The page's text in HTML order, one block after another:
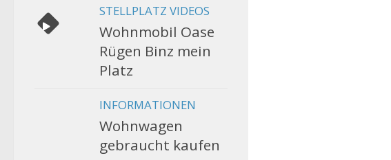
STELLPLATZ VIDEOS
Wohnmobil Oase
Rügen Binz mein
Platz
INFORMATIONEN
Wohnwagen
gebraucht kaufen